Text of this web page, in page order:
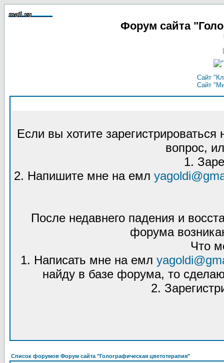
Форум сайта
Сайт
Сайт
Если вы хотите
вопрос,
1.
2. Напишите мне на емл
После недавнего падения и
форума
Что
1. Написать мне на емл
найду в базе форума, то
2.
Список форумов Форум сайта "Голографическая цветотерапия"